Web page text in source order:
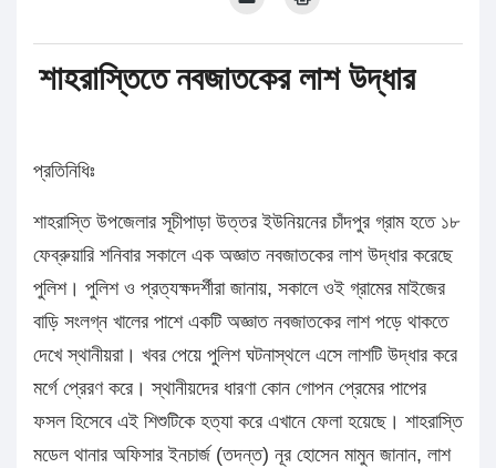
শাহরাস্তিতে নবজাতকের লাশ উদ্ধার
প্রতিনিধিঃ
শাহরাস্তি উপজেলার সূচীপাড়া উত্তর ইউনিয়নের চাঁদপুর গ্রাম হতে ১৮
ফেব্রুয়ারি শনিবার সকালে এক অজ্ঞাত নবজাতকের লাশ উদ্ধার করেছে
পুলিশ। পুলিশ ও প্রত্যক্ষদর্শীরা জানায়, সকালে ওই গ্রামের মাইজের
বাড়ি সংলগ্ন খালের পাশে একটি অজ্ঞাত নবজাতকের লাশ পড়ে থাকতে
দেখে স্থানীয়রা। খবর পেয়ে পুলিশ ঘটনাস্থলে এসে লাশটি উদ্ধার করে
মর্গে প্রেরণ করে। স্থানীয়দের ধারণা কোন গোপন প্রেমের পাপের
ফসল হিসেবে এই শিশুটিকে হত্যা করে এখানে ফেলা হয়েছে। শাহরাস্তি
মডেল থানার অফিসার ইনচার্জ (তদন্ত) নূর হোসেন মামুন জানান, লাশ